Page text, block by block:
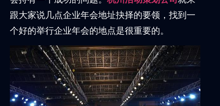
跟大家说几点企业年会地址抉择的要领，找到一
个好的举行企业年会的地点是很重要的。